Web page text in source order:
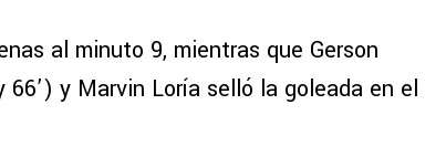
al minuto 9, mientras que Gerson
y Marvin Loría selló la goleada en el